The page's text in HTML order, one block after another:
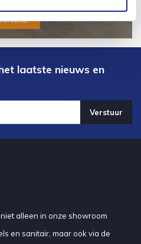
laatste nieuws en
Verstuur
alleen in onze showroom
en sanitair, maar ook via de